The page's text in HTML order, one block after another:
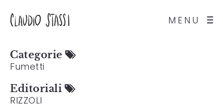
MENU
Categorie
Fumetti
Editoriali
RIZZOLI